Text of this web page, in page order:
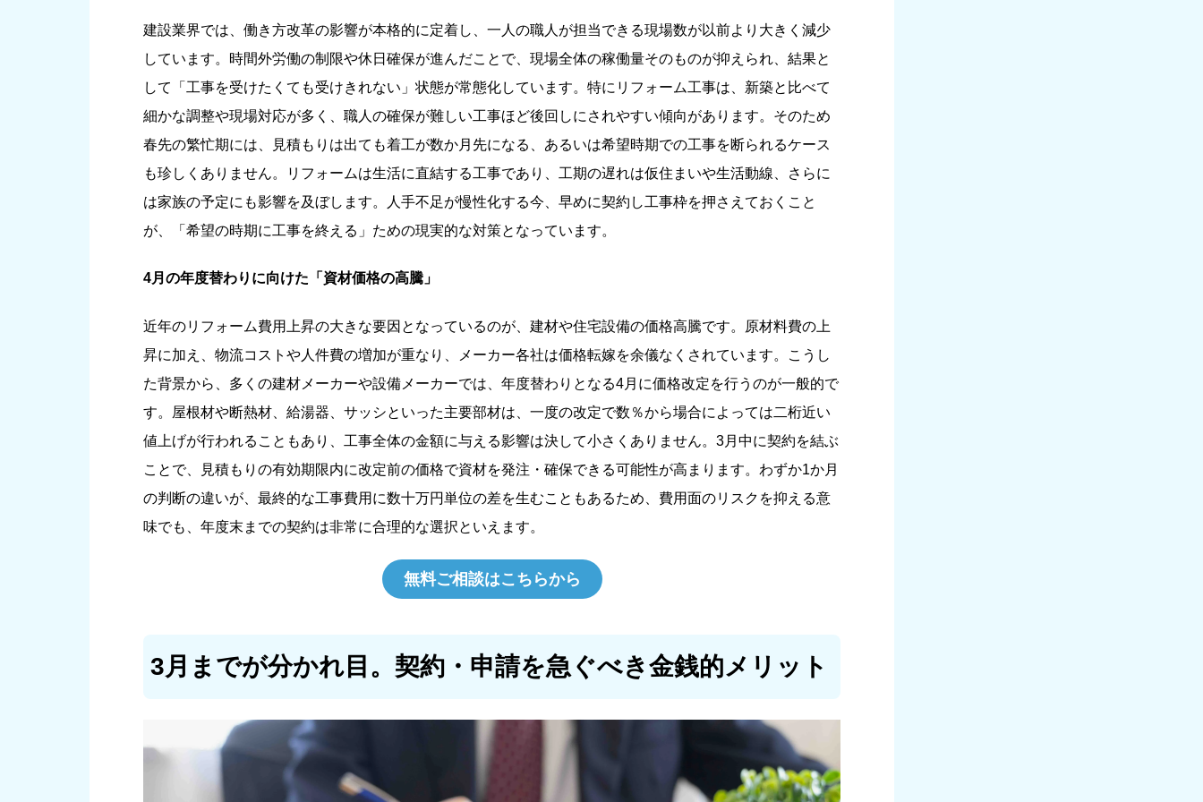
建設業界では、働き方改革の影響が本格的に定着し、一人の職人が担当できる現場数が以前より大きく減少
しています。時間外労働の制限や休日確保が進んだことで、現場全体の稼働量そのものが抑えられ、結果と
して「工事を受けたくても受けきれない」状態が常態化しています。特にリフォーム工事は、新築と比べて
細かな調整や現場対応が多く、職人の確保が難しい工事ほど後回しにされやすい傾向があります。そのため
春先の繁忙期には、見積もりは出ても着工が数か月先になる、あるいは希望時期での工事を断られるケース
も珍しくありません。リフォームは生活に直結する工事であり、工期の遅れは仮住まいや生活動線、さらに
は家族の予定にも影響を及ぼします。人手不足が慢性化する今、早めに契約し工事枠を押さえておくこと
が、「希望の時期に工事を終える」ための現実的な対策となっています。
4月の年度替わりに向けた「資材価格の高騰」
近年のリフォーム費用上昇の大きな要因となっているのが、建材や住宅設備の価格高騰です。原材料費の上
昇に加え、物流コストや人件費の増加が重なり、メーカー各社は価格転嫁を余儀なくされています。こうし
た背景から、多くの建材メーカーや設備メーカーでは、年度替わりとなる4月に価格改定を行うのが一般的で
す。屋根材や断熱材、給湯器、サッシといった主要部材は、一度の改定で数％から場合によっては二桁近い
値上げが行われることもあり、工事全体の金額に与える影響は決して小さくありません。3月中に契約を結ぶ
ことで、見積もりの有効期限内に改定前の価格で資材を発注・確保できる可能性が高まります。わずか1か月
の判断の違いが、最終的な工事費用に数十万円単位の差を生むこともあるため、費用面のリスクを抑える意
味でも、年度末までの契約は非常に合理的な選択といえます。
無料ご相談はこちらから
3月までが分かれ目。契約・申請を急ぐべき金銭的メリット